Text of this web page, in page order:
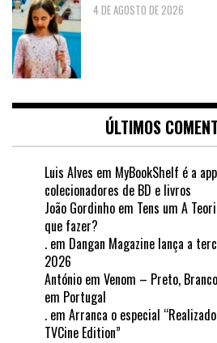
4 DE AGOSTO DE 2026
ÚLTIMOS
Luis Alves em MyBookShelf é a
colecionadores de BD e livros
João Gordinho em Tens um A
que fazer?
. em Dangan Magazine lança a
2026
António em Venom – Preto,
em Portugal
. em Arranca o especial
TVCine Edition”